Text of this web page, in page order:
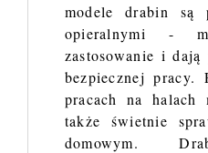
modele drabin są
opieralnymi -
zastosowanie i
bezpiecznej pracy.
pracach na halach
także świetnie
domowym.